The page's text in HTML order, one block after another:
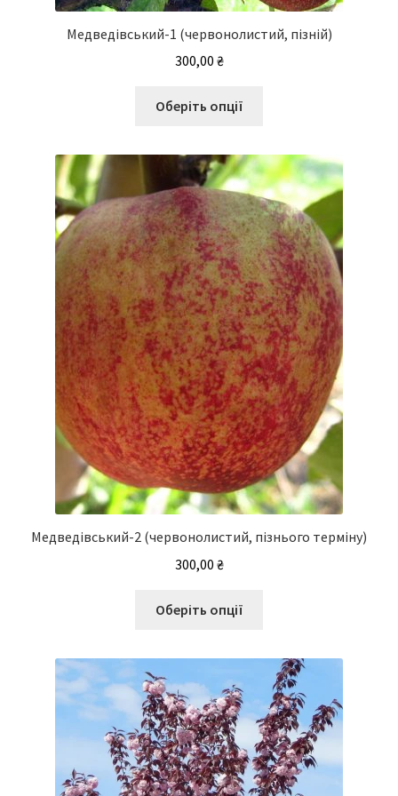
Медведівський-1 (червонолистий, пізній)
300,00 ₴
Оберіть опції
кілька
варіантів.
Параметри
можна
вибрати
на
сторінці
товару
Медведівський-2 (червонолистий, пізнього терміну)
300,00 ₴
Оберіть опції
кілька
варіантів.
Параметри
можна
вибрати
на